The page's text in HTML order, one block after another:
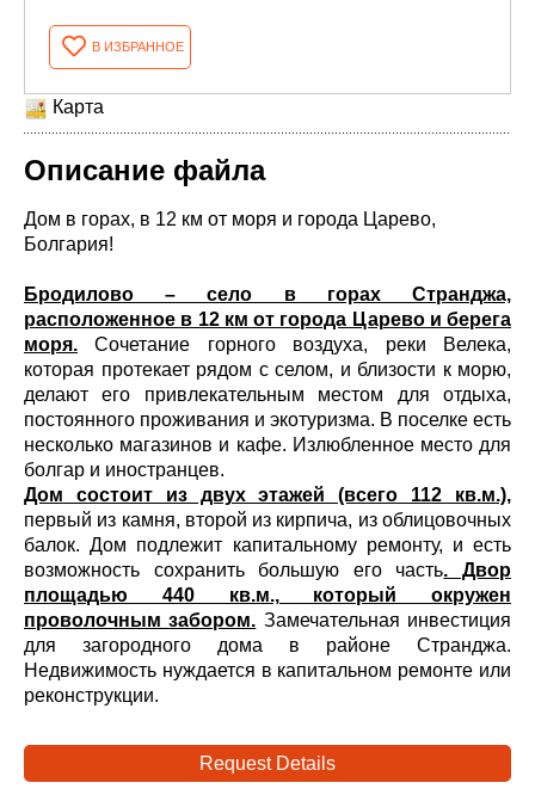
В ИЗБРАННОЕ
Карта
Описание файла
Дом в горах, в 12 км от моря и города Царево,
Болгария!
Бродилово – село в горах Странджа,
расположенное в 12 км от города Царево и берега
моря. Сочетание горного воздуха, реки Велека,
которая протекает рядом с селом, и близости к морю,
делают его привлекательным местом для отдыха,
постоянного проживания и экотуризма. В поселке есть
несколько магазинов и кафе. Излюбленное место для
болгар и иностранцев.
Дом состоит из двух этажей (всего 112 кв.м.),
первый из камня, второй из кирпича, из облицовочных
балок. Дом подлежит капитальному ремонту, и есть
возможность сохранить большую его часть. Двор
площадью 440 кв.м., который окружен
проволочным забором. Замечательная инвестиция
для загородного дома в районе Странджа.
Недвижимость нуждается в капитальном ремонте или
реконструкции.
Request Details